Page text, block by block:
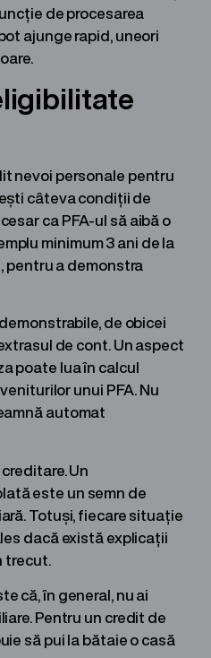
de procesarea
ajunge rapid, uneori
nevoi personale pentru
câteva condiții de
ca PFA-ul să aibă o
minimum 3 ani de la
a demonstra
de obicei
de cont. Un aspect
poate lua în calcul
unui PFA. Nu
automat
Un
este un semn de
Totuși, fiecare situație
dacă există explicații
trecut.
că, în general, nu ai
Pentru un credit de
să pui la bătaie o casă